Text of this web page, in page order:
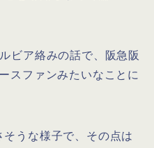
ビア絡みの話で、阪急阪
スファンみたいなことに
うな様子で、その点は